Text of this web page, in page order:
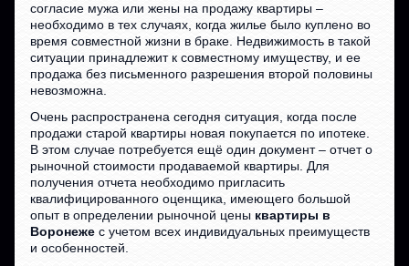
согласие мужа или жены на продажу квартиры –
необходимо в тех случаях, когда жилье было куплено во
время совместной жизни в браке. Недвижимость в такой
ситуации принадлежит к совместному имуществу, и ее
продажа без письменного разрешения второй половины
невозможна.
Очень распространена сегодня ситуация, когда после
продажи старой квартиры новая покупается по ипотеке.
В этом случае потребуется ещё один документ – отчет о
рыночной стоимости продаваемой квартиры. Для
получения отчета необходимо пригласить
квалифицированного оценщика, имеющего большой
опыт в определении рыночной цены квартиры в
Воронеже с учетом всех индивидуальных преимуществ
и особенностей.